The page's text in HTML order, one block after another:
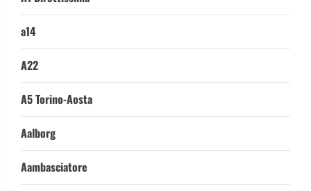
a14
A22
A5 Torino-Aosta
Aalborg
Aambasciatore